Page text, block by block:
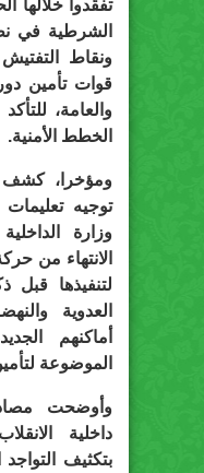
تفقّدوا خلالها
الشرطية في
ونقاط التفتيش
قوات تأمين
والعامة،
الخطط الأمنية.
ومؤخرا،
توجيه
وزارة
الانتهاء من
لتنفيذها
العدوية
أماكنهم
الموضوعة
وأوضحت
داخلية
بتكثيف